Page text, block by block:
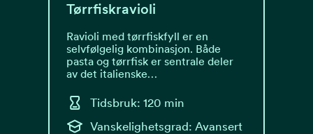
Tørrfiskravioli
Ravioli med tørrfiskfyll er en
selvfølgelig kombinasjon. Både
pasta og tørrfisk er sentrale deler
av det italienske…
Tidsbruk: 120 min
Vanskelighetsgrad: Avansert